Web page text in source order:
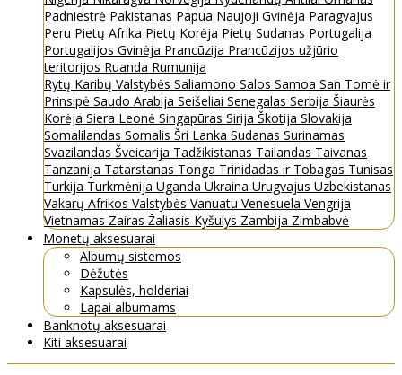
Padniestrė Pakistanas Papua Naujoji Gvinėja Paragvajus
Peru Pietų Afrika Pietų Korėja Pietų Sudanas Portugalija
Portugalijos Gvinėja Prancūzija Prancūzijos užjūrio
teritorijos Ruanda Rumunija
Rytų Karibų Valstybės Saliamono Salos Samoa San Tomė ir
Prinsipė Saudo Arabija Seišeliai Senegalas Serbija Šiaurės
Korėja Siera Leonė Singapūras Sirija Škotija Slovakija
Somalilandas Somalis Šri Lanka Sudanas Surinamas
Svazilandas Šveicarija Tadžikistanas Tailandas Taivanas
Tanzanija Tatarstanas Tonga Trinidadas ir Tobagas Tunisas
Turkija Turkmėnija Uganda Ukraina Urugvajus Uzbekistanas
Vakarų Afrikos Valstybės Vanuatu Venesuela Vengrija
Vietnamas Zairas Žaliasis Kyšulys Zambija Zimbabvė
Monetų aksesuarai
Albumų sistemos
Dėžutės
Kapsulės, holderiai
Lapai albumams
Banknotų aksesuarai
Kiti aksesuarai